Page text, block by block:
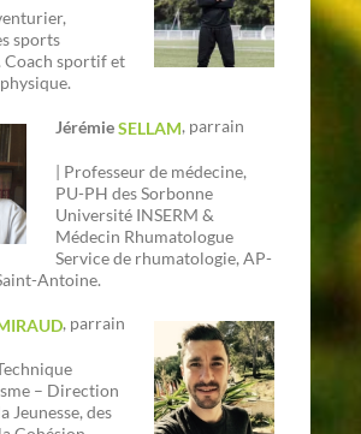
sports
Coach sportif et
JérémieSELLAM, parrain
| Professeur de médecine,
PU-PH des Sorbonne
Université INSERM &
Médecin Rhumatologue
Service de rhumatologie, AP-
Antoine.
, parrain
– Direction
Jeunesse, des